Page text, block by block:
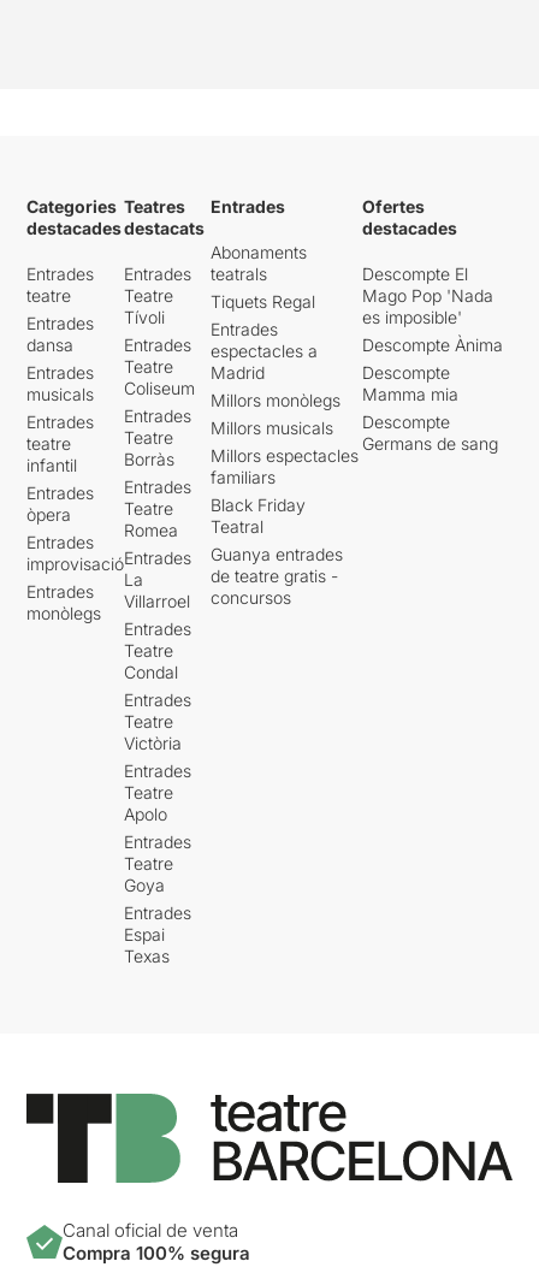
Categories
destacades
Entrades
teatre
Entrades
dansa
Entrades
musicals
Entrades
teatre
infantil
Entrades
òpera
Entrades
improvisació
Entrades
monòlegs
Teatres
destacats
Entrades
Teatre
Tívoli
Entrades
Teatre
Coliseum
Entrades
Teatre
Borràs
Entrades
Teatre
Romea
Entrades
La
Villarroel
Entrades
Teatre
Condal
Entrades
Teatre
Victòria
Entrades
Teatre
Apolo
Entrades
Teatre
Goya
Entrades
Espai
Texas
Entrades
Abonaments
teatrals
Tiquets Regal
Entrades
espectacles a
Madrid
Millors monòlegs
Millors musicals
Millors espectacles
familiars
Black Friday
Teatral
Guanya entrades
de teatre gratis -
concursos
Ofertes
destacades
Descompte El
Mago Pop 'Nada
es imposible'
Descompte Ànima
Descompte
Mamma mia
Descompte
Germans de sang
Canal oficial de venta
Compra 100% segura